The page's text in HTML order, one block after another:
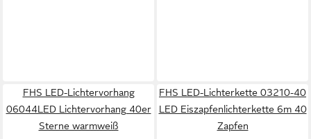
FHS LED-Lichtervorhang
06044LED Lichtervorhang 40er
Sterne warmweiß
FHS LED-Lichterkette 03210-40
LED Eiszapfenlichterkette 6m 40
Zapfen